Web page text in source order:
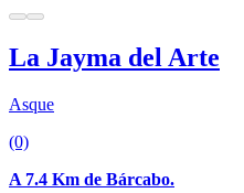
La Jayma del Arte
Asque
(0)
A 7.4 Km de Bárcabo.